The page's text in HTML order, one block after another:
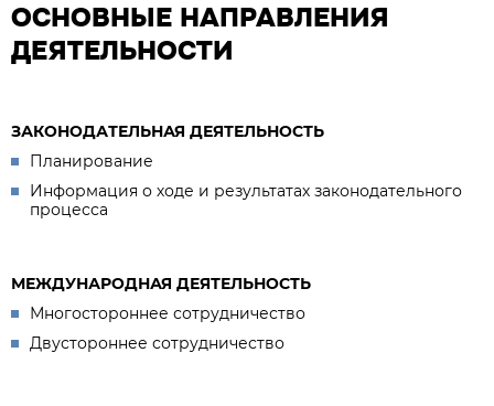
ОСНОВНЫЕ НАПРАВЛЕНИЯ
ДЕЯТЕЛЬНОСТИ
ЗАКОНОДАТЕЛЬНАЯ ДЕЯТЕЛЬНОСТЬ
Планирование
Информация о ходе и результатах законодательного
процесса
МЕЖДУНАРОДНАЯ ДЕЯТЕЛЬНОСТЬ
Многостороннее сотрудничество
Двустороннее сотрудничество